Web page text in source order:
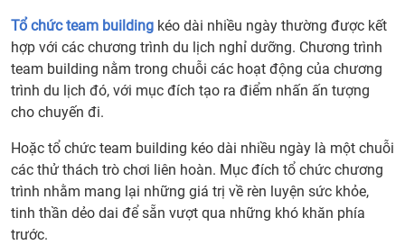
Tổ chức team building kéo dài nhiều ngày thường được kết
hợp với các chương trình du lịch nghỉ dưỡng. Chương trình
team building nằm trong chuỗi các hoạt động của chương
trình du lịch đó, với mục đích tạo ra điểm nhấn ấn tượng
cho chuyến đi.
Hoặc tổ chức team building kéo dài nhiều ngày là một chuỗi
các thử thách trò chơi liên hoàn. Mục đích tổ chức chương
trình nhằm mang lại những giá trị về rèn luyện sức khỏe,
tinh thần dẻo dai để sẵn vượt qua những khó khăn phía
trước.